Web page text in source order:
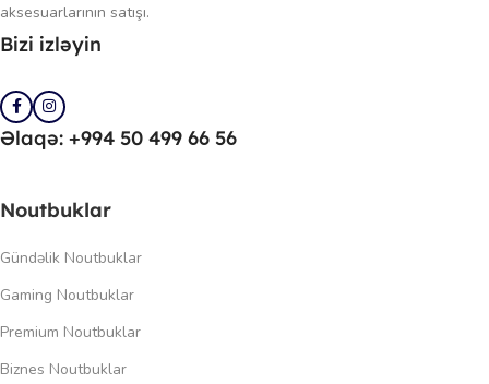
aksesuarlarının satışı.
Bizi izləyin
Əlaqə: +994 50 499 66 56
Noutbuklar
Gündəlik Noutbuklar
Gaming Noutbuklar
Premium Noutbuklar
Biznes Noutbuklar